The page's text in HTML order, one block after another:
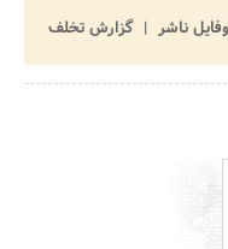
ناشر
گزارش تخلف